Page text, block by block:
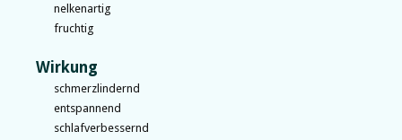
nelkenartig
fruchtig
Wirkung
schmerzlindernd
entspannend
schlafverbessernd